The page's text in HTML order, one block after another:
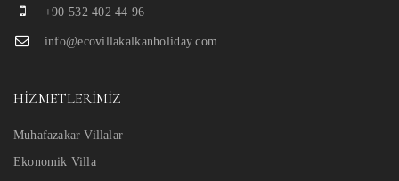
+90 532 402 44 96
info@ecovillakalkanholiday.com
HIZMETLERIMIZ
Muhafazakar Villalar
Ekonomik Villa